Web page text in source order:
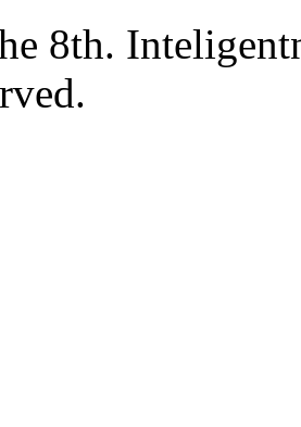
8th.